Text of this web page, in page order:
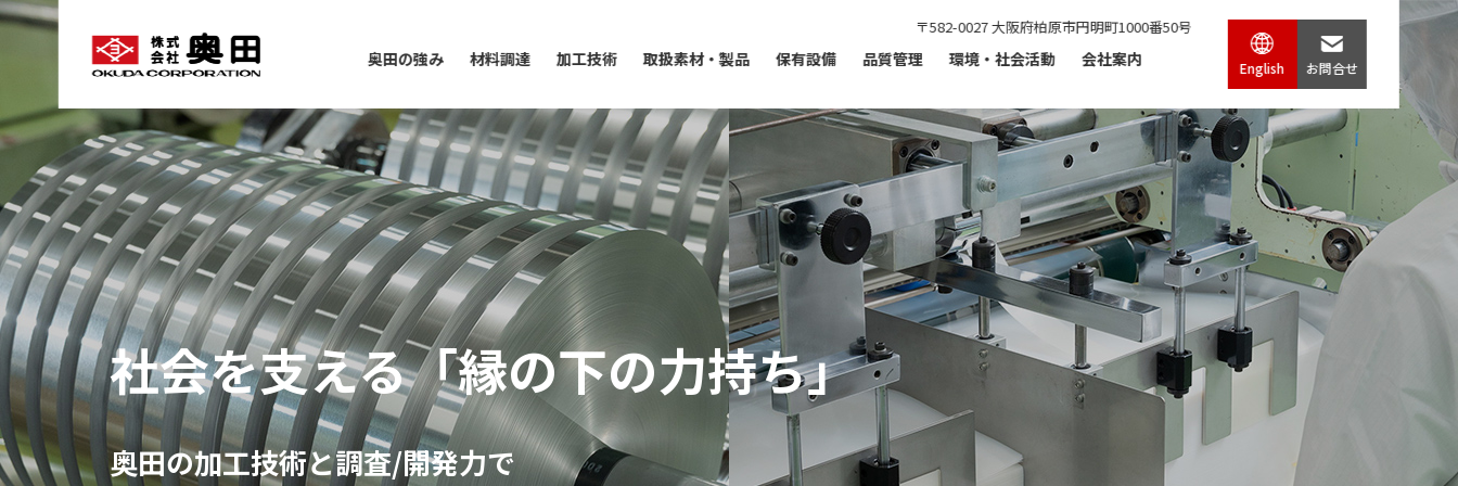
〒582-0027 大阪府柏原市円明町1000番50号
奥田の強み 材料調達 加工技術 取扱素材・製品 保有設備 品質管理 環境・社会活動 会社案内 English お問合せ
社会を支える「縁の下の力持ち」
奥田の加工技術と調査/開発力で